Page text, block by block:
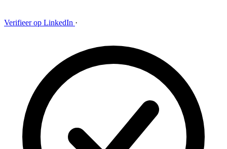
Verifieer op LinkedIn ·